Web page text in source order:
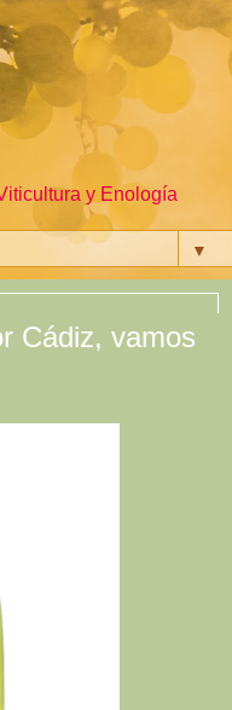
y Enología
▼
Cádiz, vamos